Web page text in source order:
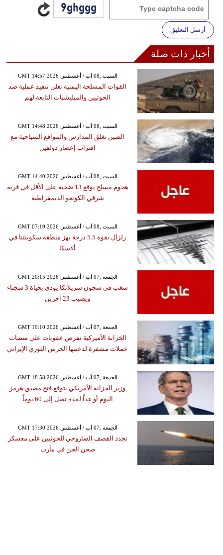
أرسل التعليق
أخبار ذات صلة
GMT 14:57 2026 السبت ,08 آب / أغسطس
القوات المسلحة اليمنية تعلن تنفيذ عملية ضد
الحوثيين والميليشيات التابعة لهم
GMT 14:48 2026 السبت ,08 آب / أغسطس
الصين تغلق المدارس والمواقع السياحية مع
اقتراب إعصار دولفين
GMT 14:40 2026 السبت ,08 آب / أغسطس
هجوم مسلح يوقع 13 ضحية على الأقل في قرية
شرقي الكونغو الديمقراطية
GMT 07:19 2026 السبت ,08 آب / أغسطس
زلزال بقوة 5.5 درجة يهز منطقة سكوينتنا في
ألاسكا
GMT 20:15 2026 الجمعة ,07 آب / أغسطس
شغب في سجون سريلانكا يودي بحياة 3 سجناء
ويصيب 23 آخرين
GMT 19:10 2026 الجمعة ,07 آب / أغسطس
الخزانة الأميركية تفرض عقوبات على منصات
عملات مشفرة لدعمها الحرس الثوري الإيراني
GMT 18:58 2026 الجمعة ,07 آب / أغسطس
وزير الخزانة الأمريكي يتوقع فتح مضيق هرمز
اليوم أو غداً لمدة تصل إلى 60 يوماً
GMT 17:30 2026 الجمعة ,07 آب / أغسطس
تجدد القصف الصاروخي للحوثيين على معسكر
صحن الجن في مأرب